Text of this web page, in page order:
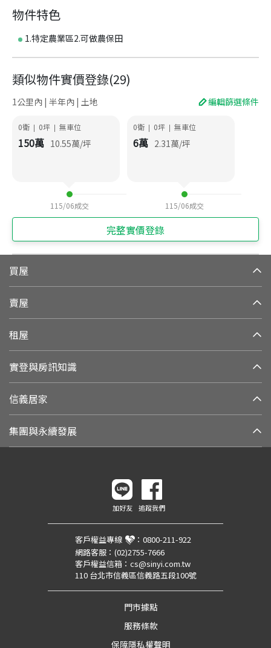
物件特色
1.特定農業區2.可做農保田
類似物件實價登錄(29)
1公里內 | 半年內 | 土地 編輯篩選條件
0衛 | 0坪 | 無車位
150萬 10.55萬/坪
115/06成交
0衛 | 0坪 | 無車位
6萬 2.31萬/坪
115/06成交
完整實價登錄
買屋
賣屋
租屋
實登與房訊知識
信義居家
集團與永續發展
加好友 追蹤我們
客戶權益專線 ： 0800-211-922
網路客服： (02)2755-7666
客戶權益信箱： cs@sinyi.com.tw
110 台北市信義區信義路五段100號
門市據點
服務條款
保障隱私權聲明